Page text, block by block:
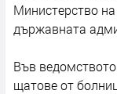
Министерство
държавната
Във
щатове от